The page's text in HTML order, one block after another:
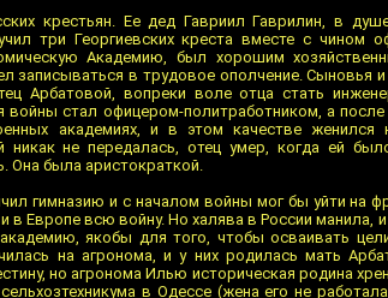
крестьян. Ее дед Гавриил Гаврилин, в
три Георгиевских креста вместе с чином
Академию, был хорошим
записываться в трудовое ополчение. Сыновья
Арбатовой, вопреки воле отца стать
войны стал офицером-политработником, а
академиях, и в этом качестве
никак не передалась, отец умер, когда ей
Она была аристократкой.
гимназию и с началом войны мог бы уйти на
в Европе всю войну. Но халява в России манила,
якобы для того, чтобы осваивать
на агронома, и у них родилась мать
но агронома Илью историческая родина
в Одессе (жена его не